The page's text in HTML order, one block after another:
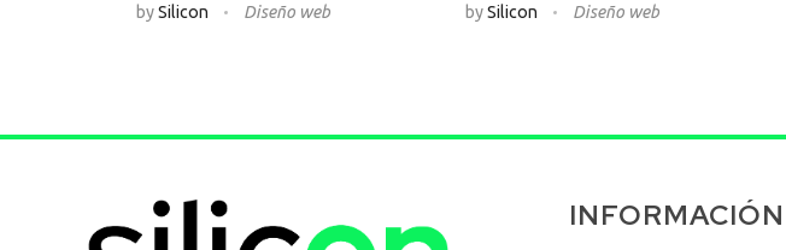
bySilicon Diseño web by Silicon Diseño web
INFORMACIÓN